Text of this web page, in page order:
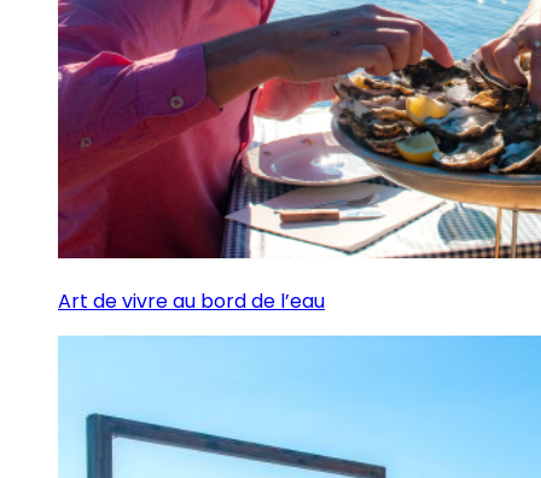
Art de vivre au bord de l’eau